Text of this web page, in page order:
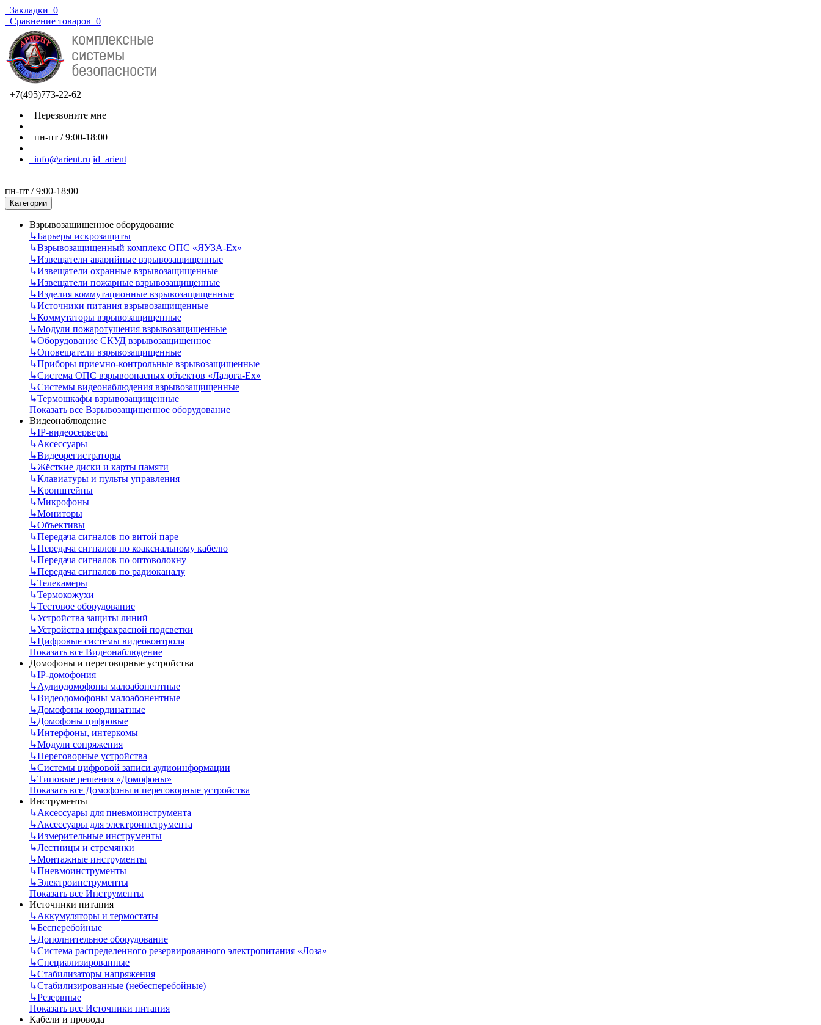
Закладки 0
Сравнение товаров 0
+7(495)773-22-62
Перезвоните мне
пн-пт / 9:00-18:00
info@arient.ru id_arient
пн-пт / 9:00-18:00
Категории
Взрывозащищенное оборудование
↳Барьеры искрозащиты
↳Взрывозащищенный комплекс ОПС «ЯУЗА-Ех»
↳Извещатели аварийные взрывозащищенные
↳Извещатели охранные взрывозащищенные
↳Извещатели пожарные взрывозащищенные
↳Изделия коммутационные взрывозащищенные
↳Источники питания взрывозащищенные
↳Коммутаторы взрывозащищенные
↳Модули пожаротушения взрывозащищенные
↳Оборудование СКУД взрывозащищенное
↳Оповещатели взрывозащищенные
↳Приборы приемно-контрольные взрывозащищенные
↳Система ОПС взрывоопасных объектов «Ладога-Ex»
↳Системы видеонаблюдения взрывозащищенные
↳Термошкафы взрывозащищенные
Показать все Взрывозащищенное оборудование
Видеонаблюдение
↳IP-видеосерверы
↳Аксессуары
↳Видеорегистраторы
↳Жёсткие диски и карты памяти
↳Клавиатуры и пульты управления
↳Кронштейны
↳Микрофоны
↳Мониторы
↳Объективы
↳Передача сигналов по витой паре
↳Передача сигналов по коаксиальному кабелю
↳Передача сигналов по оптоволокну
↳Передача сигналов по радиоканалу
↳Телекамеры
↳Термокожухи
↳Тестовое оборудование
↳Устройства защиты линий
↳Устройства инфракрасной подсветки
↳Цифровые системы видеоконтроля
Показать все Видеонаблюдение
Домофоны и переговорные устройства
↳IP-домофония
↳Аудиодомофоны малоабонентные
↳Видеодомофоны малоабонентные
↳Домофоны координатные
↳Домофоны цифровые
↳Интерфоны, интеркомы
↳Модули сопряжения
↳Переговорные устройства
↳Системы цифровой записи аудиоинформации
↳Типовые решения «Домофоны»
Показать все Домофоны и переговорные устройства
Инструменты
↳Аксессуары для пневмоинструмента
↳Аксессуары для электроинструмента
↳Измерительные инструменты
↳Лестницы и стремянки
↳Монтажные инструменты
↳Пневмоинструменты
↳Электроинструменты
Показать все Инструменты
Источники питания
↳Аккумуляторы и термостаты
↳Бесперебойные
↳Дополнительное оборудование
↳Система распределенного резервированного электропитания «Лоза»
↳Специализированные
↳Стабилизаторы напряжения
↳Стабилизированные (небесперебойные)
↳Резервные
Показать все Источники питания
Кабели и провода